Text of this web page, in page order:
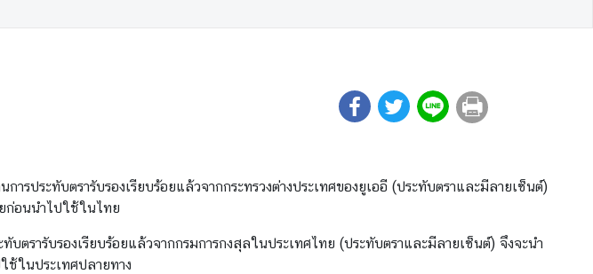
รประทับตรารับรองเรียบร้อยแล้วจากกระทรวงต่างประเทศของยูเออี (ประทับตราและมีลายเซ็นต์)
ก่อนนําไปใช้ในไทย
ตรารับรองเรียบร้อยแล้วจากกรมการกงสุลในประเทศไทย (ประทับตราและมีลายเซ็นต์) จึงจะนํา
ช้ในประเทศปลายทาง